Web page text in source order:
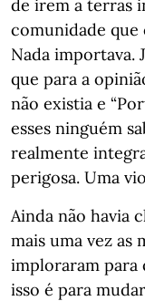
de irem a terras
comunidade que
Nada importava.
que para a
não existia e
esses ninguém
realmente
perigosa. Uma
Ainda não havia
mais uma vez as
imploraram para
isso é para